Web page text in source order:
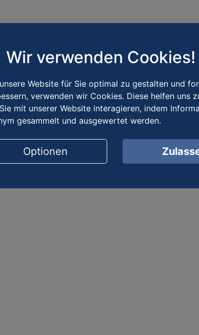
Wir verwenden Cookies!
Website für Sie optimal zu gestalten und
verwenden wir Cookies. Diese helfen uns
mit unserer Website interagieren, indem
gesammelt und ausgewertet werden.
Optionen